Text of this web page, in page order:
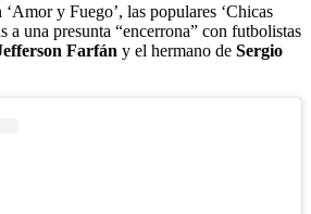
y Fuego’, las populares ‘Chicas
a una presunta “encerrona” con futbolistas
Farfán y el hermano de Sergio